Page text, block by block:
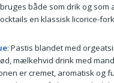
både som drik og som
en klassisk licorice-
: Pastis blandet med
mælkehvid drink med
er cremet, aromatisk og